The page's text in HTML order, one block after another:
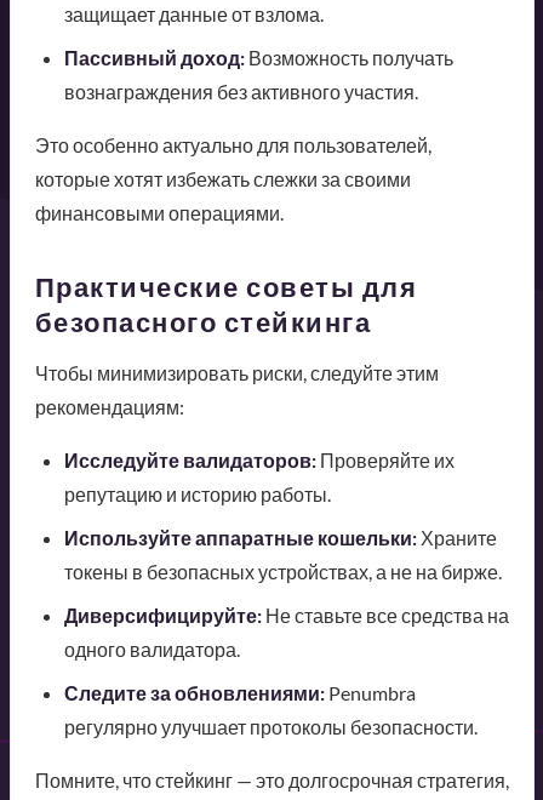
защищает данные от взлома.
Пассивный доход:Возможность получать
вознаграждения без активного участия.
Это особенно актуально для пользователей,
которые хотят избежать слежки за своими
финансовыми операциями.
Практические советы для
безопасного стейкинга
Чтобы минимизировать риски, следуйте этим
рекомендациям:
Исследуйте валидаторов:Проверяйте их
репутацию и историю работы.
Используйте аппаратные кошельки:Храните
токены в безопасных устройствах, а не на бирже.
Диверсифицируйте:Не ставьте все средства на
одного валидатора.
Следите за обновлениями:Penumbra
регулярно улучшает протоколы безопасности.
Помните, что стейкинг — это долгосрочная стратегия,